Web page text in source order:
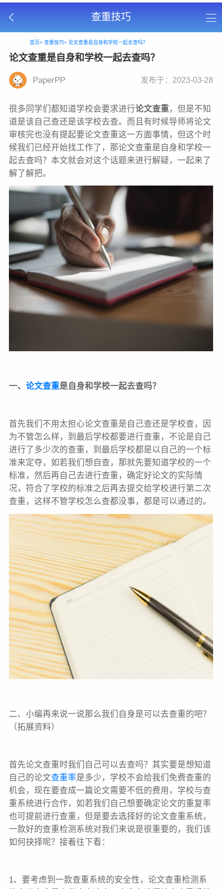
查重技巧
首页> 查重技巧> 论文查重是自身和学校一起去查吗？
论文查重是自身和学校一起去查吗？
PaperPP 发布于：2023-03-28
很多同学们都知道学校会要求进行论文查重，但是不知
道是该自己查还是该学校去查。而且有时候导师将论文
审核完也没有提起要论文查重这一方面事情，但这个时
候我们已经开始找工作了，那论文查重是自身和学校一
起去查吗？本文就会对这个话题来进行解疑，一起来了
解了解把。
一、 论文查重是自身和学校一起去查吗？
首先我们不用太担心论文查重是自己查还是学校查，因
为不管怎么样，到最后学校都要进行查重，不论是自己
进行了多少次的查重，到最后学校都是以自己的一个标
准来定夺，如若我们想自查，那就先要知道学校的一个
标准，然后再自己去进行查重，确定好论文的实际情
况，符合了学校的标准之后再去提交给学校进行第二次
查重，这样不管学校怎么查都没事，都是可以通过的。
二、小编再来说一说那么我们自身是可以去查重的吧？
（拓展资料）
首先论文查重时我们自己可以去查吗？其实要是想知道
自己的论文查重率是多少，学校不会给我们免费查重的
机会，现在要查成一篇论文需要不低的费用，学校与查
重系统进行合作，如若我们自己想要确定论文的重复率
也可提前进行查重，但是要去选择好的论文查重系统，
一款好的查重检测系统对我们来说是很重要的，我们该
如何抉择呢？接着往下看：
1、要考虑到一款查重系统的安全性，论文查重检测系